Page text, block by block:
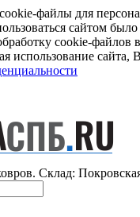
файлы для
сайтом
cookie-файлов
использование сайта,
Склад: